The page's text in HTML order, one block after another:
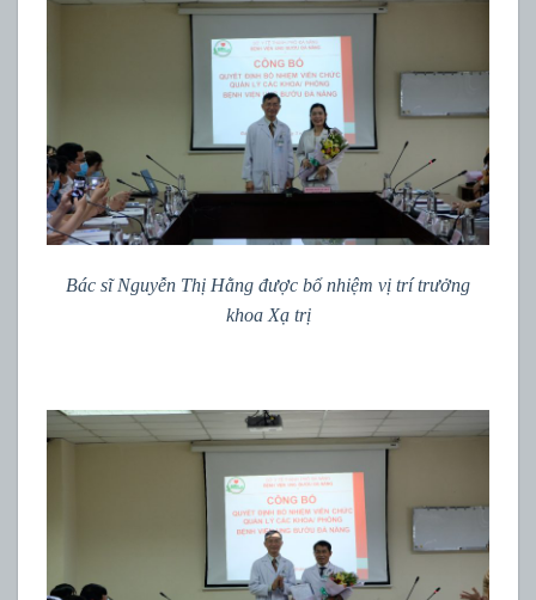
Bác sĩ Nguyễn Thị Hằng được bổ nhiệm vị trí trưởng
khoa Xạ trị